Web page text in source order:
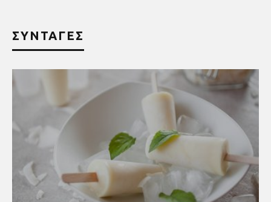
ΣΥΝΤΑΓΕΣ